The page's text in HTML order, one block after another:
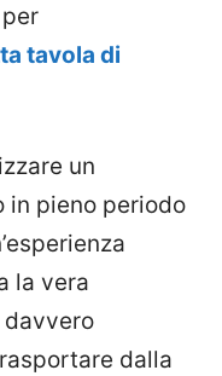
tavola di
un
in pieno periodo
la vera
davvero
dalla